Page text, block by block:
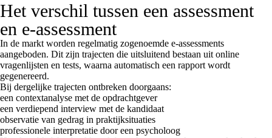
Het verschil tussen een assessment
en e-assessment
In de markt worden regelmatig zogenoemde e-assessments
aangeboden. Dit zijn trajecten die uitsluitend bestaan uit online
vragenlijsten en tests, waarna automatisch een rapport wordt
gegenereerd.
Bij dergelijke trajecten ontbreken doorgaans:
een contextanalyse met de opdrachtgever
een verdiepend interview met de kandidaat
observatie van gedrag in praktijksituaties
professionele interpretatie door een psycholoog